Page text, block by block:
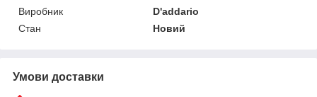
Виробник
D'addario
Стан
Новий
Умови доставки